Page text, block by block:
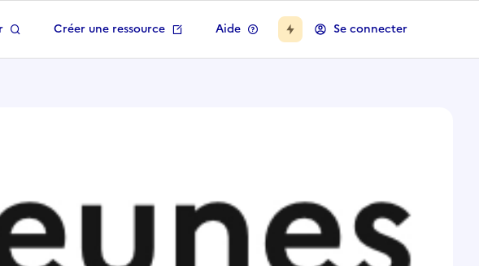
Créer une ressource Aide Se connecter